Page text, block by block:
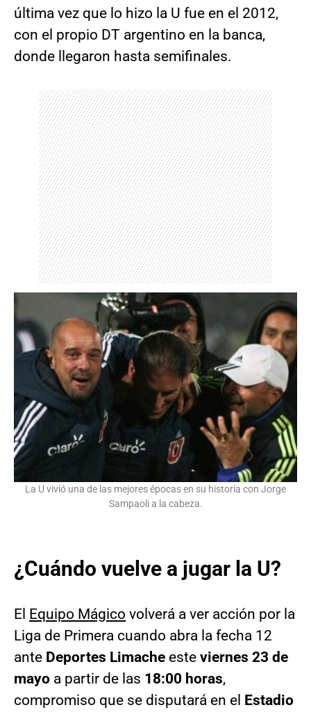
última vez que lo hizo la U fue en el 2012,
con el propio DT argentino en la banca,
donde llegaron hasta semifinales.
La U vivió una de las mejores épocas en su historia con Jorge
Sampaoli a la cabeza.
¿Cuándo vuelve a jugar la U?
El Equipo Mágico volverá a ver acción por la
Liga de Primera cuando abra la fecha 12
ante Deportes Limache este viernes 23 de
mayo a partir de las 18:00 horas,
compromiso que se disputará en el Estadio